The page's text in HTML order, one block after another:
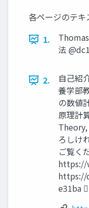
各ページのテキ
1.
法
2.
自己紹
養学部
の数値
原理計
ろしけ
ご覧く
https://
https://
e31ba 